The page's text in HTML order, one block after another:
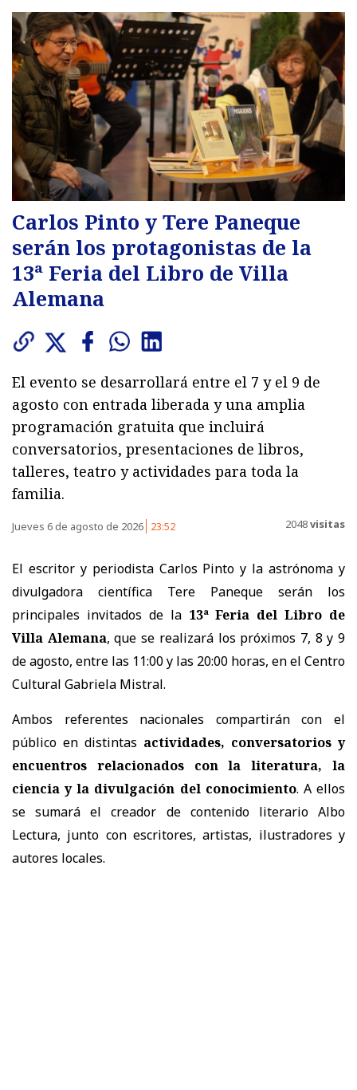
Carlos Pinto y Tere Paneque
serán los protagonistas de la
13ª Feria del Libro de Villa
Alemana
El evento se desarrollará entre el 7 y el 9 de
agosto con entrada liberada y una amplia
programación gratuita que incluirá
conversatorios, presentaciones de libros,
talleres, teatro y actividades para toda la
familia.
Jueves 6 de agosto de 2026 23:52 2048visitas
El escritor y periodista Carlos Pinto y la astrónoma y
divulgadora científica Tere Paneque serán los
principales invitados de la 13ª Feria del Libro de
Villa Alemana, que se realizará los próximos 7, 8 y 9
de agosto, entre las 11:00 y las 20:00 horas, en el Centro
Cultural Gabriela Mistral.
Ambos referentes nacionales compartirán con el
público en distintas actividades, conversatorios y
encuentros relacionados con la literatura, la
ciencia y la divulgación del conocimiento. A ellos
se sumará el creador de contenido literario Albo
Lectura, junto con escritores, artistas, ilustradores y
autores locales.